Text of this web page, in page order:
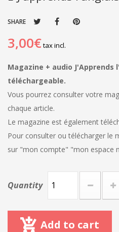
SHARE
3,00€tax incl.
Magazine + audio J'Apprends
téléchargeable.
Vous pourrez consulter votre
chaque article.
Le magazine est également
Pour consulter ou télécharger le
sur "mon compte" "mon espace
Quantity
Add to cart